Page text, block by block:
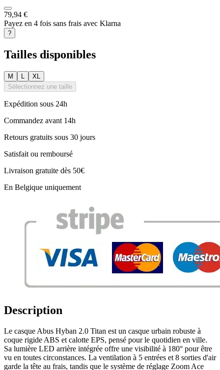
79,94 €
Payez en 4 fois sans frais avec Klarna
?
Tailles disponibles
M L
XL
Sélectionnez une taille
Expédition sous 24h
Commandez avant 14h
Retours gratuits sous 30 jours
Satisfait ou remboursé
Livraison gratuite dès 50€
En Belgique uniquement
Description
Le casque Abus Hyban 2.0 Titan est un casque urbain robuste à
coque rigide ABS et calotte EPS, pensé pour le quotidien en ville.
Sa lumière LED arrière intégrée offre une visibilité à 180° pour être
vu en toutes circonstances. La ventilation à 5 entrées et 8 sorties d'air
garde la tête au frais, tandis que le système de réglage Zoom Ace